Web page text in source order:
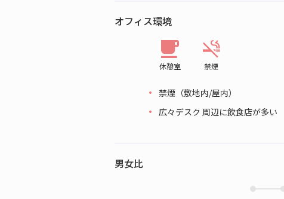
オフィス環境
休憩室 禁煙
禁煙（敷地内/屋内）
広々デスク 周辺に飲食店が多い
男女比